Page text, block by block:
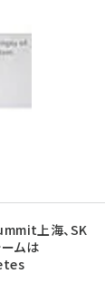
上海、SK
ムは